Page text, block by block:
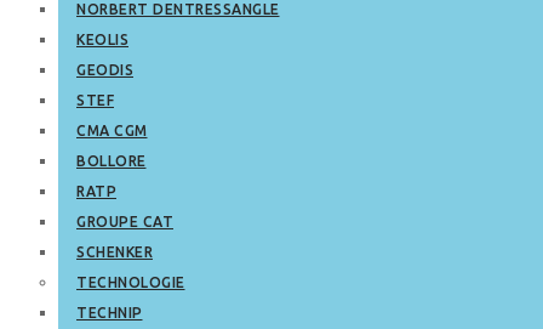
NORBERT DENTRESSANGLE
KEOLIS
GEODIS
STEF
CMA CGM
BOLLORE
RATP
GROUPE CAT
SCHENKER
TECHNOLOGIE
TECHNIP